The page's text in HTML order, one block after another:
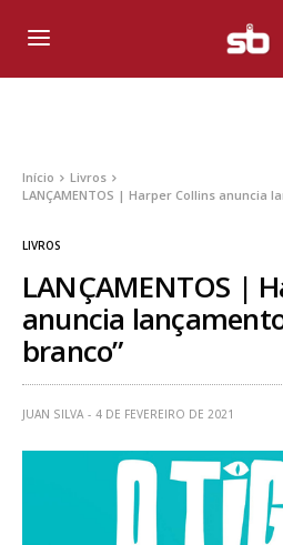
Início
Livros
LANÇAMENTOS | Harper Collins anuncia
LIVROS
LANÇAMENTOS |
anuncia
branco”
JUAN SILVA 4 DE FEVEREIRO DE 2021